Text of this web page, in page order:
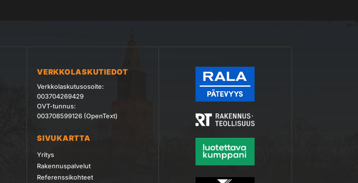
VERKKOLASKUTIEDOT
Verkkolaskutusosoite:
003704269429
OVT-tunnus:
003708599126 (OpenText)
SIVUKARTTA
Yritys
Rakennuspalvelut
Referenssikohteet